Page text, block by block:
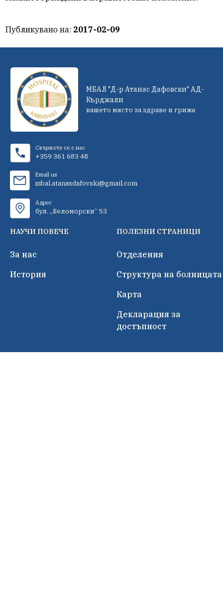
Публикувано на: 2017-02-09
МБАЛ "Д-р Атанас Дафовски" АД-
Кърджали
вашето място за здраве и грижа
Свържете се с нас
+359 361 683 48
Email us
mbal.atanasdafovski@gmail.com
Адрес
бул. „Беломорски“ 53
НАУЧИ ПОВЕЧЕ
За нас
История
ПОЛЕЗНИ СТРАНИЦИ
Отделения
Структура на болницата
Карта
Декларация за
достъпност